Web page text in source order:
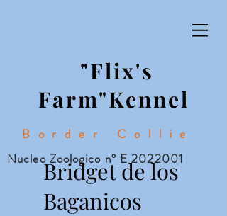
"Flix's
Farm"Kennel
Border Collie
Nucleo Zoologico n° E2022001
Bridget de los
Baganicos